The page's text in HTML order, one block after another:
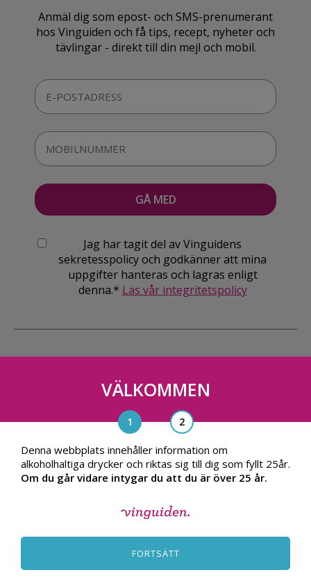
Anmäl dig som epost- och SMS-prenumerant
hos Vinguiden och få tips, recept, nyheter och
tävlingar - direkt till din mejl och mobil.
Jag har tagit del av Vinguidens
sekretesspolicy och godkänner att mina
uppgifter hanteras och lagras enligt
denna.* Läs vår integritetspolicy
Vinguiden Nordic AB
Blasieholmsgatan 4A, 111 48, Stockholm
info@vinguiden.com
INTEGRITETSPOLICY
VÄLKOMMEN
Denna webbplats innehåller information om
alkoholhaltiga drycker och riktas sig till dig som fyllt 25år.
Om du går vidare intygar du att du är över 25 år.
FORTSÄTT